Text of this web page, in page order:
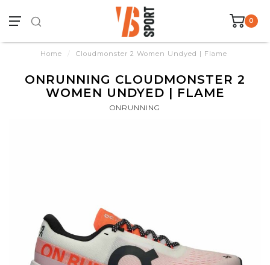
0
Home / Cloudmonster 2 Women Undyed | Flame
ONRUNNING CLOUDMONSTER 2
WOMEN UNDYED | FLAME
ONRUNNING